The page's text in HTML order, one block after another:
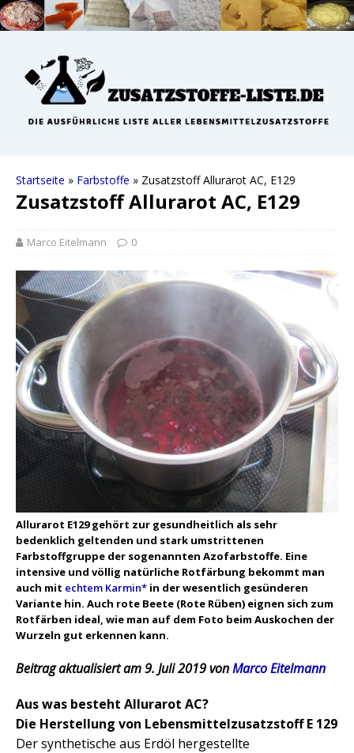
Startseite » Farbstoffe » Zusatzstoff Allurarot AC, E129
Zusatzstoff Allurarot AC, E129
Marco Eitelmann 0
Allurarot E129 gehört zur gesundheitlich als sehr
bedenklich geltenden und stark umstrittenen
Farbstoffgruppe der sogenannten Azofarbstoffe. Eine
intensive und völlig natürliche Rotfärbung bekommt man
auch mit echtem Karmin* in der wesentlich gesünderen
Variante hin. Auch rote Beete (Rote Rüben) eignen sich zum
Rotfärben ideal, wie man auf dem Foto beim Auskochen der
Wurzeln gut erkennen kann.
Beitrag aktualisiert am 9. Juli 2019 vonMarco Eitelmann
Aus was besteht Allurarot AC?
Die Herstellung von Lebensmittelzusatzstoff E 129
Der synthetische aus Erdöl hergestellte